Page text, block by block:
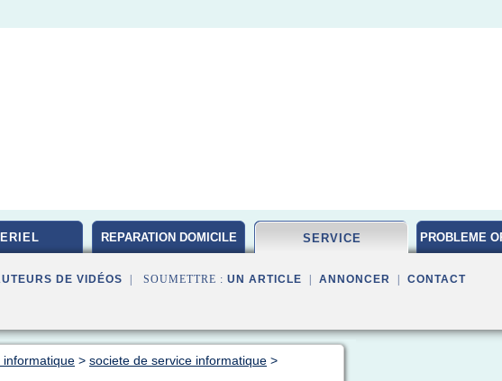
REPARATION DOMICILE SERVICE PROBLEME
DE VIDÉOS | SOUMETTRE : UN ARTICLE ANNONCER CONTACT
informatique > societe de service informatique >